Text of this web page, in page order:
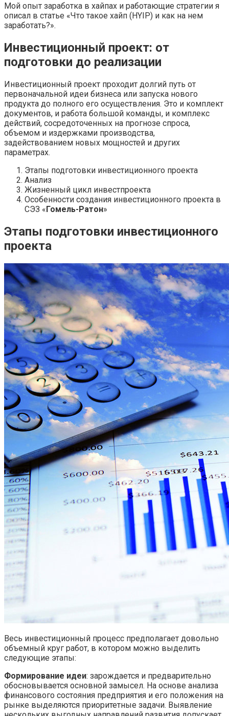
Мой опыт заработка в хайпах и работающие стратегии я
описал в статье «Что такое хайп (HYIP) и как на нем
заработать?».
Инвестиционный проект: от
подготовки до реализации
Инвестиционный проект проходит долгий путь от
первоначальной идеи бизнеса или запуска нового
продукта до полного его осуществления. Это и комплект
документов, и работа большой команды, и комплекс
действий, сосредоточенных на прогнозе спроса,
объемом и издержками производства,
задействованием новых мощностей и других
параметрах.
Этапы подготовки инвестиционного проекта
Анализ
Жизненный цикл инвестпроекта
Особенности создания инвестиционного проекта в
СЭЗ «Гомель-Ратон»
Этапы подготовки инвестиционного
проекта
Весь инвестиционный процесс предполагает довольно
объемный круг работ, в котором можно выделить
следующие этапы:
Формирование идеи: зарождается и предварительно
обосновывается основной замысел. На основе анализа
финансового состояния предприятия и его положения на
рынке выделяются приоритетные задачи. Выявление